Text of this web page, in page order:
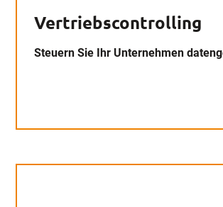
Vertriebscontrolling
Steuern Sie Ihr Unternehmen